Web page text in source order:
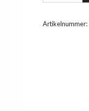
Artikelnummer: